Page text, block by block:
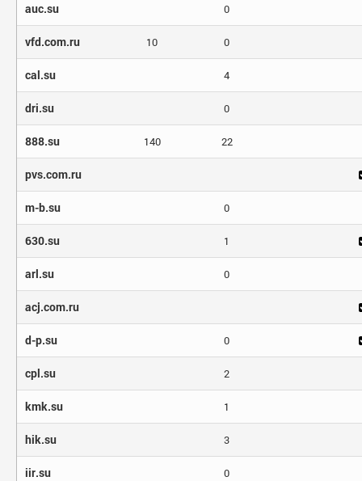
auc.su 0
vfd.com.ru 10 0
cal.su 4
dri.su 0
888.su 140 22
pvs.com.ru
m-b.su 0
630.su 1
arl.su 0
acj.com.ru
d-p.su 0
cpl.su 2
kmk.su 1
hik.su 3
iir.su 0